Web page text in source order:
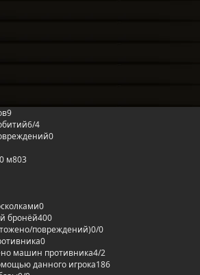
9
6/4
0
м803
0
бронёй400
повреждений)0/0
0
машин противника4/2
данного игрока186